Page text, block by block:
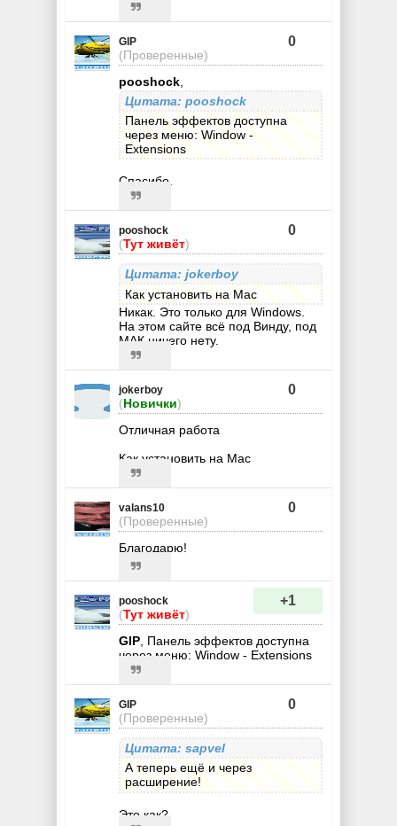
GIP
(Проверенные)
0
pooshock
Цитата: pooshock
Панель эффектов доступна
через меню: Window -
Extensions
Спасибо.
pooshock
(Тут живёт)
0
Цитата: jokerboy
Как установить на Mac
Никак. Это только для Windows.
На этом сайте всё под Винду, под
МАК ничего нету.
jokerboy
(Новички)
0
Отличная работа
Как установить на Mac
valans10
(Проверенные)
0
Благодарю!
pooshock
(Тут живёт)
+1
GIP , Панель эффектов доступна
через меню: Window - Extensions
GIP
(Проверенные)
0
Цитата: sapvel
А теперь ещё и через
расширение!
Это как?